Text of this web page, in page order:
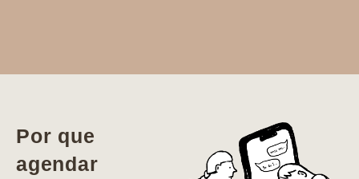
vida. Ela me
encontrou num
estado misto de
Por que
agendar